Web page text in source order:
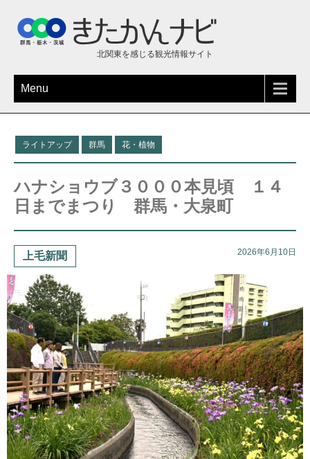
北関東を感じる観光情報サイト
Menu
ライトアップ 群馬 花・植物
ハナショウブ３０００本見頃 １４
日までまつり 群馬・大泉町
上毛新聞 2026年6月10日